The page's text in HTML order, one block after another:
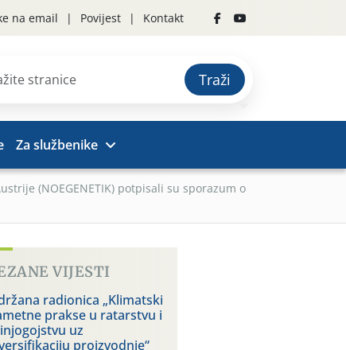
na email Povijest Kontakt
Traži
Za službenike
(NOEGENETIK) potpisali su sporazum o
VIJESTI
radionica „Klimatski
prakse u ratarstvu i
uz
proizvodnje“